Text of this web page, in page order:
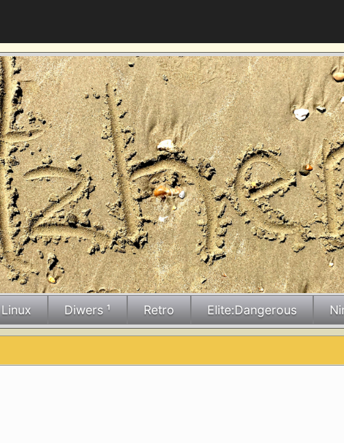
Linux Diwers ¹ Retro Elite:Dangerous